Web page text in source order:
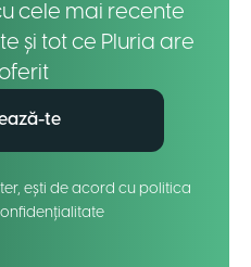
cele mai recente
și tot ce Pluria are
te
ești de acord cu politica